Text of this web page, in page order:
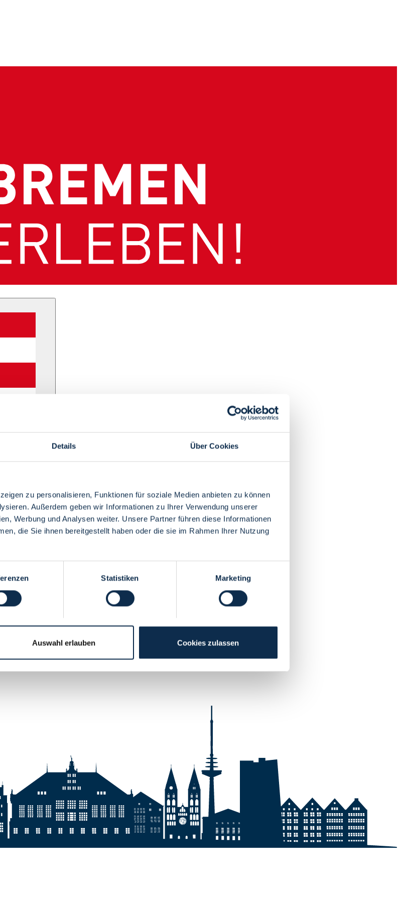
Details Über Cookies
zu personalisieren, Funktionen für soziale Medien anbieten zu können
Außerdem geben wir Informationen zu Ihrer Verwendung unserer
Werbung und Analysen weiter. Unsere Partner führen diese Informationen
die Sie ihnen bereitgestellt haben oder die sie im Rahmen Ihrer Nutzung
Statistiken Marketing
Auswahl erlauben Cookies zulassen
Menü